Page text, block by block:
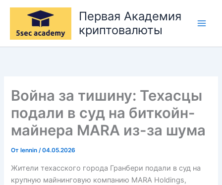
Перейти
содержимому
Первая Академия
криптовалюты
Война за тишину: Техасцы
подали в суд на биткойн-
майнера MARA из-за шума
От lennin/04.05.2026
Жители техасского города Гранбери подали в суд на
крупную майнинговую компанию MARA Holdings,